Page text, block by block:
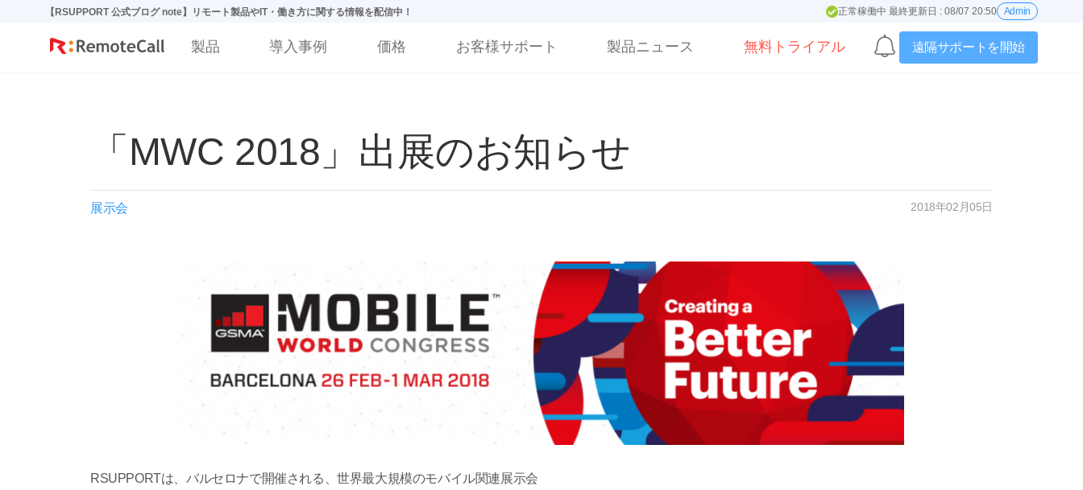
본문 바로가기【RSUPPORT 公式ブログ note】リモート製品やIT・働き方に関する情報を配信中！ 正常稼働中 最終更新日 : 08/07 20:50 Admin
製品 導入事例 価格 お客様サポート 製品ニュース 無料トライアル 遠隔サポートを開始
「MWC 2018」出展のお知らせ
展示会 2018年02月05日
RSUPPORTは、バルセロナで開催される、世界最大規模のモバイル関連展示会